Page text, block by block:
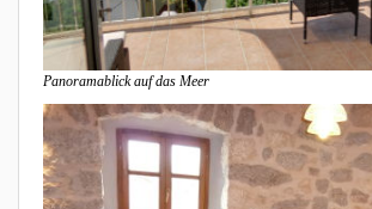
Panoramablick auf das Meer